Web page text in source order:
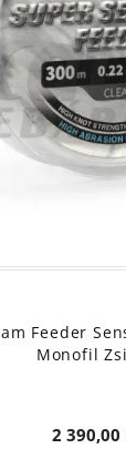
Feeder
Monofil
2 390,00